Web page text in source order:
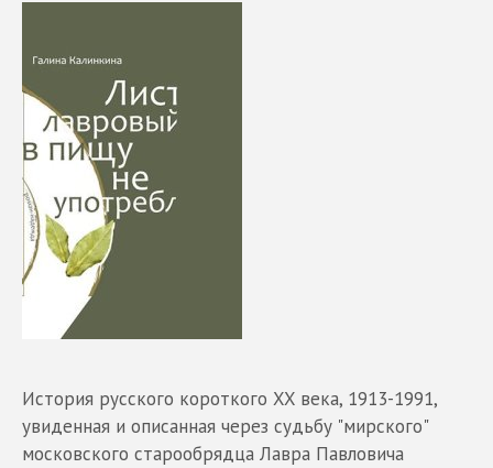
История русского короткого XX века, 1913-1991,
увиденная и описанная через судьбу "мирского"
московского старообрядца Лавра Павловича